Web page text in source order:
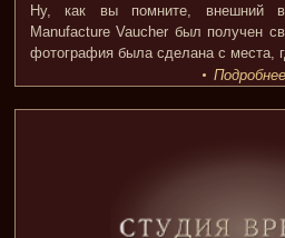
Ну, как вы помните, внешний
Manufacture Vaucher был получен
фотография была сделана с места,
Подробнее